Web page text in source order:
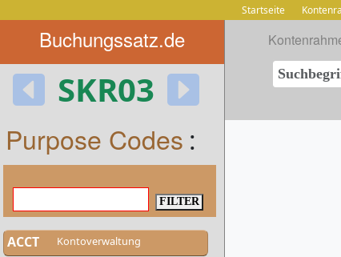
Startseite
Buchungssatz.de
SKR03
Purpose Codes :
ACCT Kontoverwaltung